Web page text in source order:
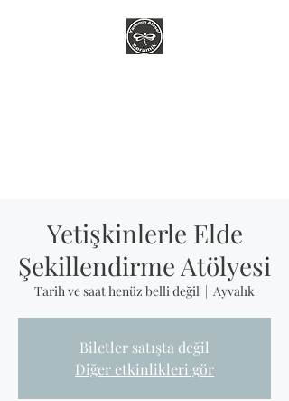
Yetişkinlerle Elde
Şekillendirme Atölyesi
Tarih ve saat henüz belli değil
  |
Ayvalık
Biletler satışta değil
Diğer etkinlikleri gör